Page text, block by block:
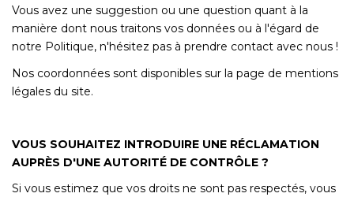
Vous avez une suggestion ou une question quant à la
manière dont nous traitons vos données ou à l'égard de
notre Politique, n'hésitez pas à prendre contact avec nous !
Nos coordonnées sont disponibles sur la page de mentions
légales du site.
VOUS SOUHAITEZ INTRODUIRE UNE RÉCLAMATION
AUPRÈS D'UNE AUTORITÉ DE CONTRÔLE ?
Si vous estimez que vos droits ne sont pas respectés, vous